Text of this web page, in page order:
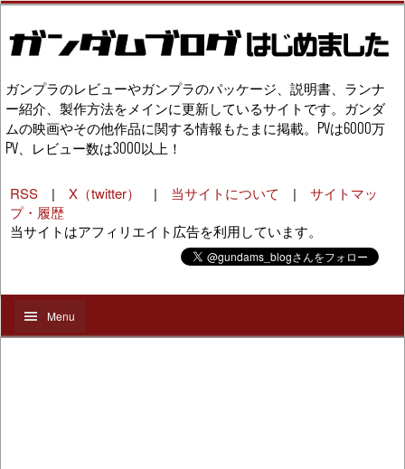
ガンプラのレビューやガンプラのパッケージ、説明書、ランナ
ー紹介、製作方法をメインに更新しているサイトです。ガンダ
ムの映画やその他作品に関する情報もたまに掲載。PVは6000万
PV、レビュー数は3000以上！
RSS | X（twitter） | 当サイトについて | サイトマッ
プ・履歴
当サイトはアフィリエイト広告を利用しています。
Menu